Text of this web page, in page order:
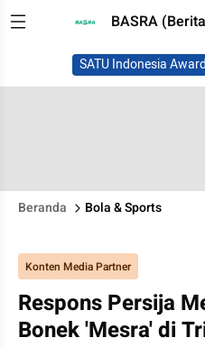
BASRA
SATU Indonesia
Beranda Bola & Sports
Konten Media Partner
Respons Persija
Bonek 'Mesra' di